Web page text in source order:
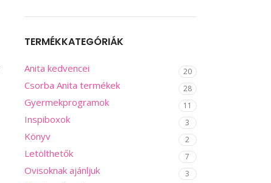
TERMÉKKATEGÓRIÁK
Anita kedvencei 20
Csorba Anita termékek 28
Gyermekprogramok 11
Inspiboxok 3
Könyv 2
Letölthetők 7
Ovisoknak ajánljuk 3